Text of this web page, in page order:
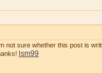
not sure whether this post is
lsm99